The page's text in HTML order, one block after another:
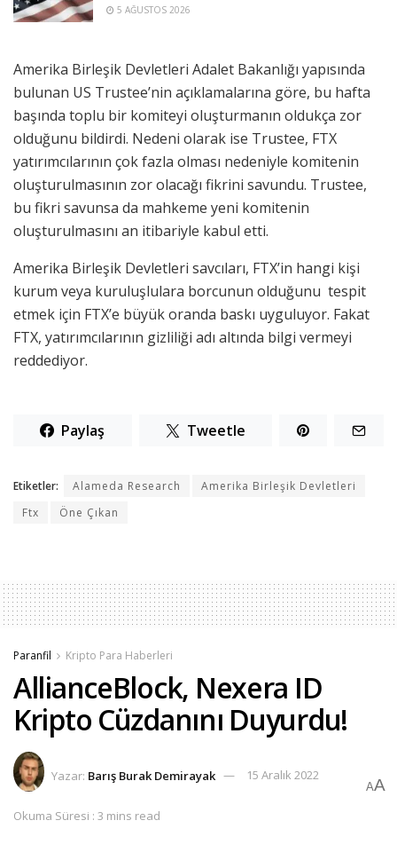
5 AĞUSTOS 2026
Amerika Birleşik Devletleri Adalet Bakanlığı yapısında
bulunan US Trustee’nin açıklamalarına göre, bu hafta
başında toplu bir komiteyi oluşturmanın oldukça zor
olduğunu bildirdi. Nedeni olarak ise Trustee, FTX
yatırımcılarının çok fazla olması nedeniyle komitenin
oluşturulmasının zor olacağı fikrini savundu. Trustee,
bu fikri savunsa da mahkeme yeni komitenin
oluşturulmasını an itibariyle kabul etti.
Amerika Birleşik Devletleri savcıları, FTX’in hangi kişi
kurum veya kuruluşlulara borcunun olduğunu tespit
etmek için FTX’e büyük oranda baskı uyguluyor. Fakat
FTX, yatırımcılarının gizliliği adı altında bilgi vermeyi
reddediyor.
Paylaş Tweetle
Etiketler: Alameda Research
Amerika Birleşik Devletleri
Ftx
Öne Çıkan
Paranfil Kripto Para Haberleri
AllianceBlock, Nexera ID
Kripto Cüzdanını Duyurdu!
Yazar: Barış Burak Demirayak 15 Aralık 2022
Okuma Süresi : 3 mins read
AA